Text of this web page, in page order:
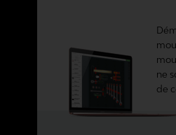
ne
de